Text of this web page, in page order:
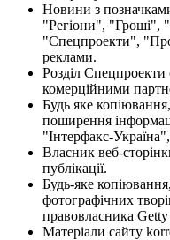
Новини з
"Регіони", "Гроші",
"Спецпроекти",
реклами.
Розділ Спецпроекти
комерційними
Будь яке
поширення
"Інтерфакс-
Власник веб-
публікації.
Будь-яке
фотографічних
правовласника Getty
Матеріали сайту